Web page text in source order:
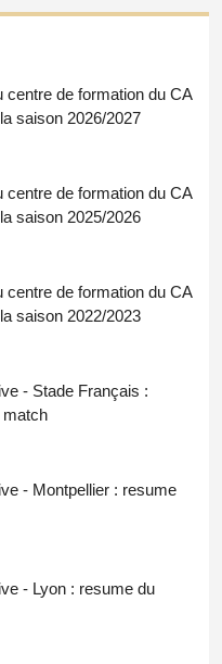
centre de formation du CA
saison 2026/2027
centre de formation du CA
saison 2025/2026
centre de formation du CA
saison 2022/2023
- Stade Français :
match
- Montpellier : resume
- Lyon : resume du